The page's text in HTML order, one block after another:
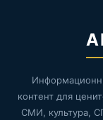
контент для
СМИ, культура,